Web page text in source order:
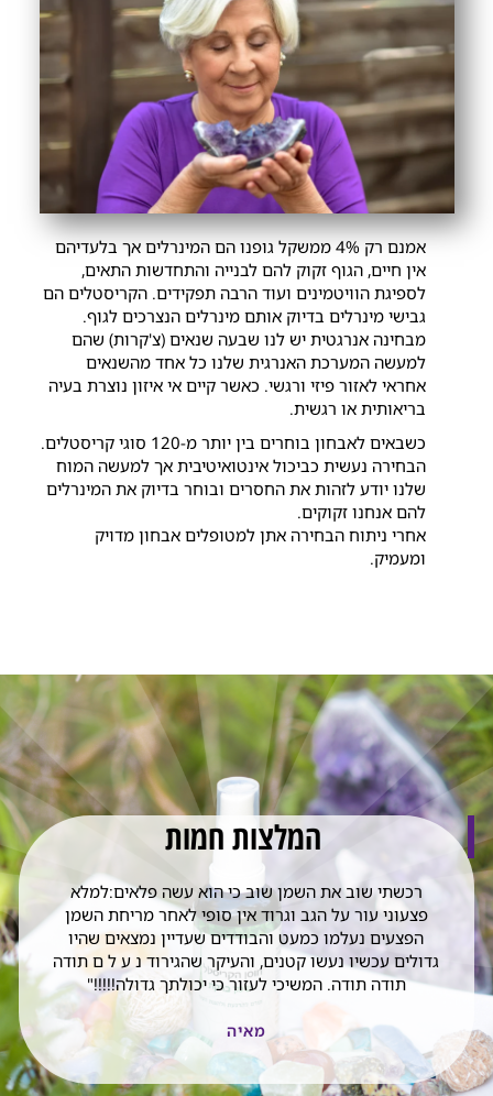
אמנם רק 4% ממשקל גופנו הם המינרלים אך בלעדיהם
אין חיים, הגוף זקוק להם לבנייה והתחדשות התאים,
לספיגת הוויטמינים ועוד הרבה תפקידים. הקריסטלים הם
גבישי מינרלים בדיוק אותם מינרלים הנצרכים לגוף.
מבחינה אנרגטית יש לנו שבעה שנאים (צ'קרות) שהם
למעשה המערכת האנרגית שלנו כל אחד מהשנאים
אחראי לאזור פיזי ורגשי. כאשר קיים אי איזון נוצרת בעיה
בריאותית או רגשית.
כשבאים לאבחון בוחרים בין יותר מ-120 סוגי קריסטלים.
הבחירה נעשית כביכול אינטואיטיבית אך למעשה המוח
שלנו יודע לזהות את החסרים ובוחר בדיוק את המינרלים
להם אנחנו זקוקים.
אחרי ניתוח הבחירה אתן למטופלים אבחון מדויק
ומעמיק.
המלצות חמות
רכשתי שוב את השמן שוב כי הוא עשה פלאים:למלא
פצעוני עור על הגב וגרוד אין סופי לאחר מריחת השמן
הפצעים נעלמו כמעט והבודדים שעדיין נמצאים שהיו
גדולים עכשיו נעשו קטנים, והעיקר שהגירוד נ ע ל ם תודה
תודה תודה. המשיכי לעזור כי יכולתך גדולה!!!!!"
מאיה